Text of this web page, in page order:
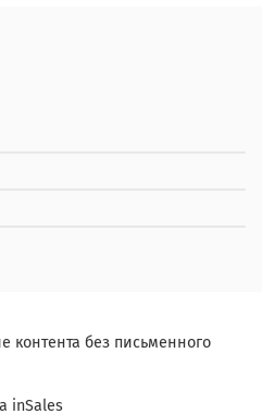
контента без письменного
inSales